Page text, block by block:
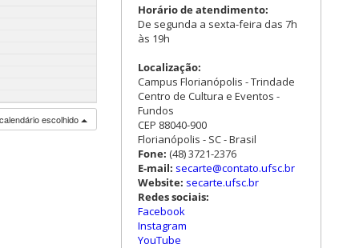
escolhido
Horário de atendimento:
De segunda a sexta-feira das 7h
às 19h
Localização:
Campus Florianópolis - Trindade
Centro de Cultura e Eventos -
Fundos
CEP 88040-900
Florianópolis - SC - Brasil
Fone: (48) 3721-2376
E-mail: secarte@contato.ufsc.br
Website: secarte.ufsc.br
Redes sociais:
Facebook
Instagram
YouTube